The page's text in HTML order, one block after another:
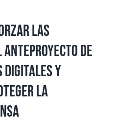
LAS
DE
DIGITALES Y
LA